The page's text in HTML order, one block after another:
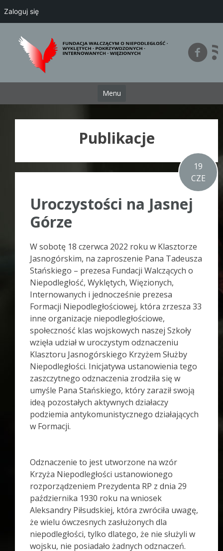
Menu
Publikacje
19
CZE
Uroczystości na Jasnej
Górze
W sobotę 18 czerwca 2022 roku w Klasztorze
Jasnogórskim, na zaproszenie Pana Tadeusza
Stańskiego – prezesa Fundacji Walczących o
Niepodległość, Wyklętych, Więzionych,
Internowanych i jednocześnie prezesa
Formacji Niepodległościowej, która zrzesza 33
inne organizacje niepodległościowe,
społeczność klas wojskowych naszej Szkoły
wzięła udział w uroczystym odznaczeniu
Klasztoru Jasnogórskiego Krzyżem Służby
Niepodległości. Inicjatywa ustanowienia tego
zaszczytnego odznaczenia zrodziła się w
umyśle Pana Stańskiego, który zaraził swoją
ideą pozostałych aktywnych działaczy
podziemia antykomunistycznego działających
w Formacji.
Odznaczenie to jest utworzone na wzór
Krzyża Niepodległości ustanowionego
rozporządzeniem Prezydenta RP z dnia 29
października 1930 roku na wniosek
Aleksandry Piłsudskiej, która zwróciła uwagę,
że wielu ówczesnych zasłużonych dla
niepodległości, tylko dlatego, że nie służyli w
wojsku, nie posiadało żadnych odznaczeń.
Zaloguj się